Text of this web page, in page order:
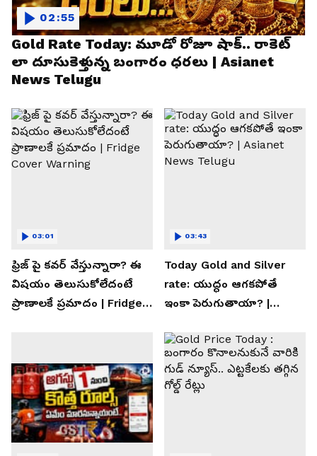
Gold Rate Today: మూడో రోజూ షాక్.. రాకెట్
లా దూసుకెళ్తున్న బంగారం ధరలు | Asianet
News Telugu
02:55
ఫ్రిజ్ పై కవర్ వేస్తున్నారా? ఈ
విషయం తెలుసుకోలేదంటే
ప్రాణాలకే ప్రమాదం | Fridge
03:01
Today Gold and Silver
rate: యుద్ధం ఆగకపోతే
ఇంకా పెరుగుతాయా? |
03:43